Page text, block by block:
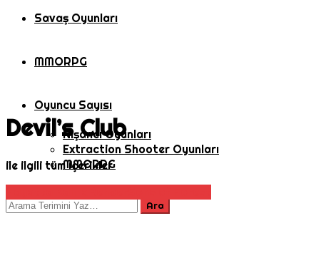
Savaş Oyunları
MMORPG
Oyuncu Sayısı
Nişancı Oyunları
Extraction Shooter Oyunları
MMORPG
Devil’s Club
ile ilgili tüm içerikler